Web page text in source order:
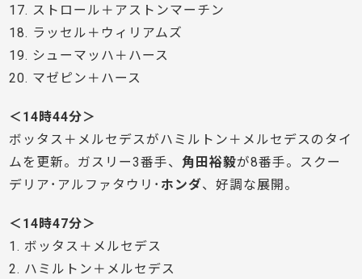
17. ストロール＋アストンマーチン
18. ラッセル＋ウィリアムズ
19. シューマッハ＋ハース
20. マゼピン＋ハース
＜14時44分＞
ボッタス＋メルセデスがハミルトン＋メルセデスのタイ
ムを更新。ガスリー3番手、 角田裕毅が8番手。スクー
デリア･アルファタウリ･ ホンダ、好調な展開。
＜14時47分＞
1. ボッタス＋メルセデス
2. ハミルトン＋メルセデス